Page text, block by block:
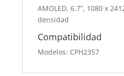
AMOLED, 6.7”, 1080 x
densidad
Compatibilidad
Modelos: CPH2357